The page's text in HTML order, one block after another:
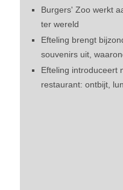
Burgers' Zoo werkt
ter wereld
Efteling brengt
souvenirs uit,
Efteling introduceert
restaurant: ontbijt,